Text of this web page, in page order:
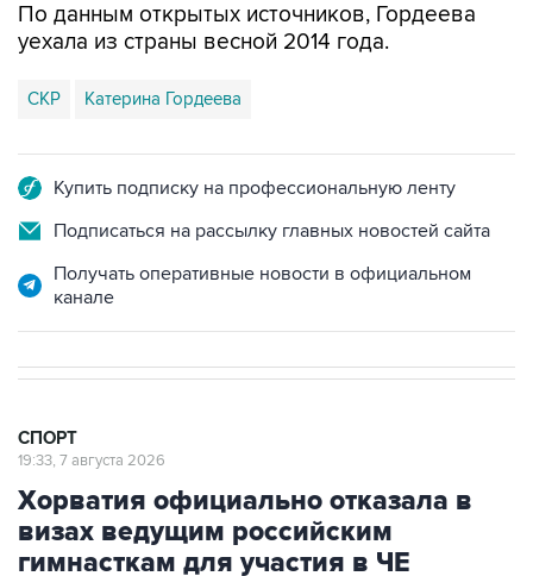
По данным открытых источников, Гордеева
уехала из страны весной 2014 года.
СКР Катерина Гордеева
Купить подписку на профессиональную ленту
Подписаться на рассылку главных новостей сайта
Получать оперативные новости в официальном
канале
СПОРТ
19:33, 7 августа 2026
Хорватия официально отказала в
визах ведущим российским
гимнасткам для участия в ЧЕ